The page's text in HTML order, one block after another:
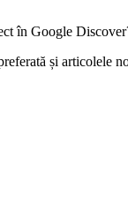
în Google
și articolele